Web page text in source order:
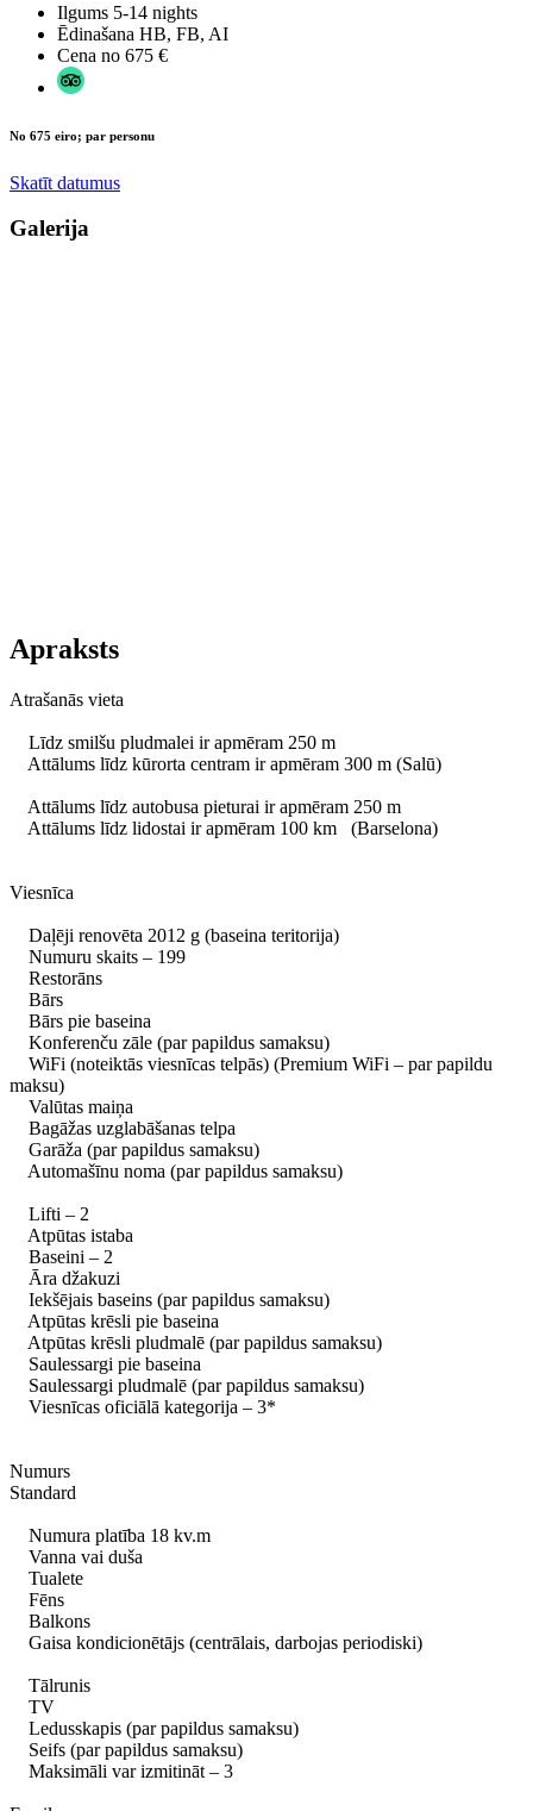
Ilgums 5-14 nights
Ēdinašana HB, FB, AI
Cena no 675 €
No 675 eiro; par personu
Skatīt datumus
Galerija
Apraksts
Atrašanās vieta
Līdz smilšu pludmalei ir apmēram 250 m
Attālums līdz kūrorta centram ir apmēram 300 m (Salū)
Attālums līdz autobusa pieturai ir apmēram 250 m
Attālums līdz lidostai ir apmēram 100 km (Barselona)
Viesnīca
Daļēji renovēta 2012 g (baseina teritorija)
Numuru skaits – 199
Restorāns
Bārs
Bārs pie baseina
Konferenču zāle (par papildus samaksu)
WiFi (noteiktās viesnīcas telpās) (Premium WiFi – par papildu
maksu)
Valūtas maiņa
Bagāžas uzglabāšanas telpa
Garāža (par papildus samaksu)
Automašīnu noma (par papildus samaksu)
Lifti – 2
Atpūtas istaba
Baseini – 2
Āra džakuzi
Iekšējais baseins (par papildus samaksu)
Atpūtas krēsli pie baseina
Atpūtas krēsli pludmalē (par papildus samaksu)
Saulessargi pie baseina
Saulessargi pludmalē (par papildus samaksu)
Viesnīcas oficiālā kategorija – 3*
Numurs
Standard
Numura platība 18 kv.m
Vanna vai duša
Tualete
Fēns
Balkons
Gaisa kondicionētājs (centrālais, darbojas periodiski)
Tālrunis
TV
Ledusskapis (par papildus samaksu)
Seifs (par papildus samaksu)
Maksimāli var izmitināt – 3